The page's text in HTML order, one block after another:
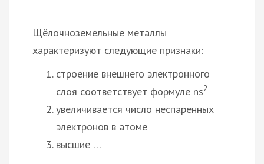
Щёлочноземельные металлы
характеризуют следующие признаки:
строение внешнего электронного
слоя соответствует формуле ns2
увеличивается число неспаренных
электронов в атоме
высшие …